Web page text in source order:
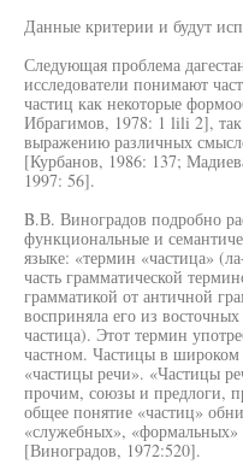
Данные критерии и будут
Следующая проблема
исследователи понимают
частиц как некоторые
Ибрагимов, 1978: 1 lili 2],
выражению различных
[Курбанов, 1986: 137;
1997: 56].
B.В. Виноградов подробно
функциональные и
языке: «термин «частица»
часть грамматической
грамматикой от античной
восприняла его из
частица). Этот термин
частном. Частицы в широком
«частицы речи». «Частицы
прочим, союзы и предлоги,
общее понятие «частиц»
«служебных», «формальных»
[Виноградов, 1972:520].